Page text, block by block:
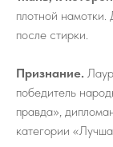
плотной намотки.
после стирки.
Признание.
победитель
правда»,
категории